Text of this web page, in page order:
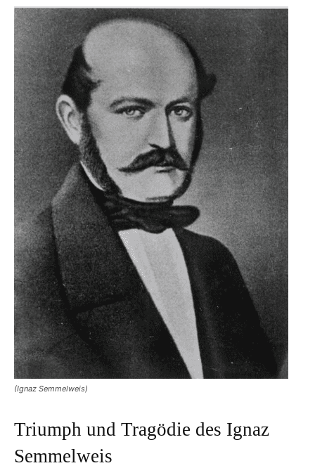
(Ignaz Semmelweis)
Triumph und Tragödie des Ignaz
Semmelweis